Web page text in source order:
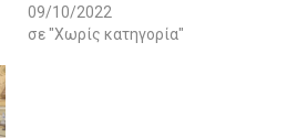
09/10/2022
σε "Χωρίς κατηγορία"